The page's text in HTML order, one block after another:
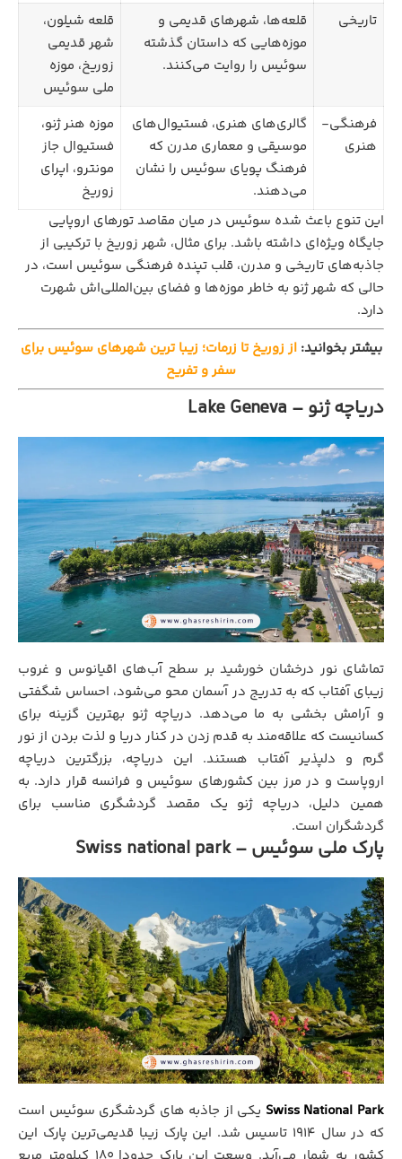
تاریخی
قلعه‌ها، شهرهای قدیمی و
موزه‌هایی که داستان گذشته
سوئیس را روایت می‌کنند.
قلعه شیلون،
شهر قدیمی
زوریخ، موزه
ملی سوئیس
فرهنگی-
هنری
گالری‌های هنری، فستیوال‌های
موسیقی و معماری مدرن که
فرهنگ پویای سوئیس را نشان
می‌دهند.
موزه هنر ژنو،
فستیوال جاز
مونترو، اپرای
زوریخ
این تنوع باعث شده سوئیس در میان مقاصد تورهای اروپایی
جایگاه ویژه‌ای داشته باشد. برای مثال، شهر زوریخ با ترکیبی از
جاذبه‌های تاریخی و مدرن، قلب تپنده فرهنگی سوئیس است، در
حالی که شهر ژنو به خاطر موزه‌ها و فضای بین‌المللی‌اش شهرت
دارد.
بیشتر بخوانید:از زوریخ تا زرمات؛ زیبا ترین شهرهای سوئیس برای
سفر و تفریح
دریاچه ژنو – Lake Geneva
تماشای نور درخشان خورشید بر سطح آب‌های اقیانوس و غروب
زیبای آفتاب که به تدریج در آسمان محو می‌شود، احساس شگفتی
و آرامش بخشی به ما می‌دهد. دریاچه ژنو بهترین گزینه برای
کسانیست که علاقه‌مند به قدم زدن در کنار دریا و لذت بردن از نور
گرم و دلپذیر آفتاب هستند. این دریاچه، بزرگترین دریاچه
اروپاست و در مرز بین کشورهای سوئیس و فرانسه قرار دارد. به
همین دلیل، دریاچه ژنو یک مقصد گردشگری مناسب برای
گردشگران است.
پارک ملی سوئیس – Swiss national park
Swiss National Park یکی از جاذبه های گردشگری سوئیس است
که در سال 1914 تاسیس شد. این پارک زیبا قدیمی‌ترین پارک این